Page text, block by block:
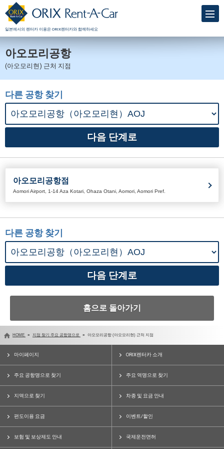
일본에서의 렌터카 이용은 ORIX렌터카와 함께하세요
아오모리공항
(아오모리현) 근처 지점
다른 공항 찾기
아오모리공항점
Aomori Airport, 1-14 Aza Kotari, Ohaza Otani, Aomori, Aomori Pref.
다른 공항 찾기
홈으로 돌아가기
HOME 지점 찾기 주요 공항명으로 아오모리공항 (아오모리현) 근처 지점
마이페이지 ORIX렌터카 소개
주요 공항명으로 찾기 주요 역명으로 찾기
지역으로 찾기 차종 및 요금 안내
편도이용 요금 이벤트/할인
보험 및 보상제도 안내 국제운전면허